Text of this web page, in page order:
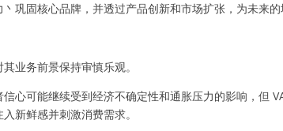
巩固核心品牌，并透过产品创新和市场扩张，为未来的
业务前景保持审慎乐观。
心可能继续受到经济不确定性和通胀压力的影响，但
新鲜感并刺激消费需求。